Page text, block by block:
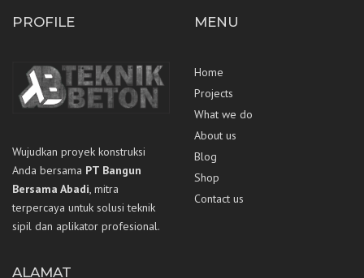
PROFILE
Wujudkan proyek konstruksi
Anda bersama PT Bangun
Bersama Abadi, mitra
terpercaya untuk solusi teknik
sipil dan aplikator profesional.
MENU
Home
Projects
What we do
About us
Blog
Shop
Contact us
ALAMAT